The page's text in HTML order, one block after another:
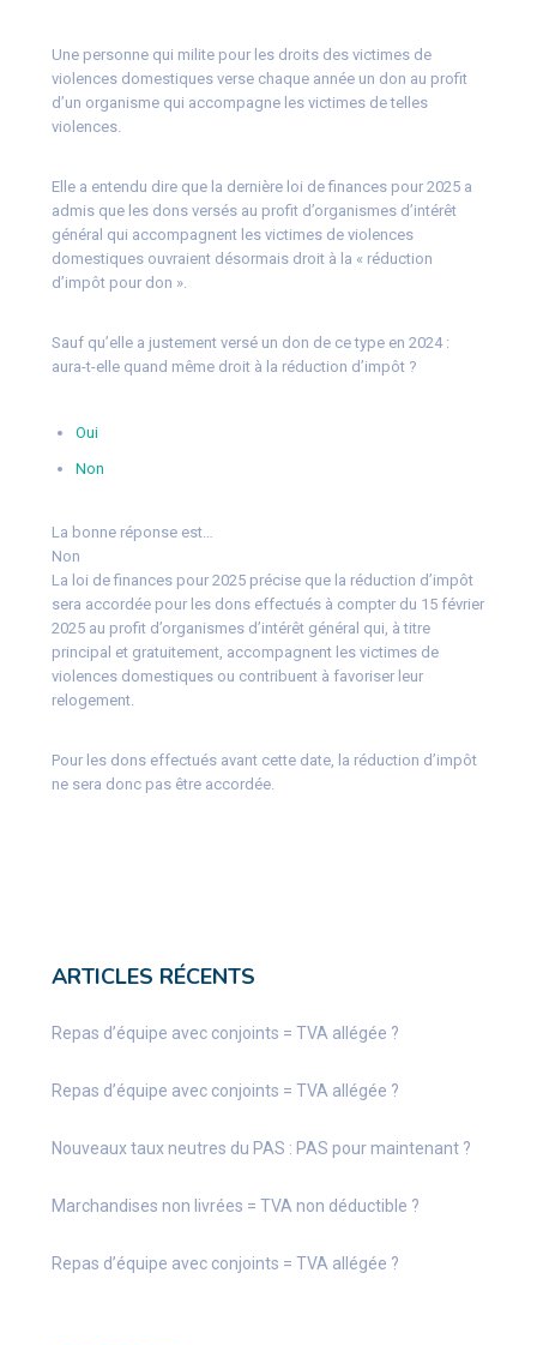
Une personne qui milite pour les droits des victimes de
violences domestiques verse chaque année un don au profit
d’un organisme qui accompagne les victimes de telles
violences.
Elle a entendu dire que la dernière loi de finances pour 2025 a
admis que les dons versés au profit d’organismes d’intérêt
général qui accompagnent les victimes de violences
domestiques ouvraient désormais droit à la « réduction
d’impôt pour don ».
Sauf qu’elle a justement versé un don de ce type en 2024 :
aura-t-elle quand même droit à la réduction d’impôt ?
Oui
Non
La bonne réponse est…
Non
La loi de finances pour 2025 précise que la réduction d’impôt
sera accordée pour les dons effectués à compter du 15 février
2025 au profit d’organismes d’intérêt général qui, à titre
principal et gratuitement, accompagnent les victimes de
violences domestiques ou contribuent à favoriser leur
relogement.
Pour les dons effectués avant cette date, la réduction d’impôt
ne sera donc pas être accordée.
ARTICLES RÉCENTS
Repas d’équipe avec conjoints = TVA allégée ?
Repas d’équipe avec conjoints = TVA allégée ?
Nouveaux taux neutres du PAS : PAS pour maintenant ?
Marchandises non livrées = TVA non déductible ?
Repas d’équipe avec conjoints = TVA allégée ?